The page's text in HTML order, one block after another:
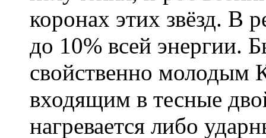
коронах этих звёзд. В
до 10% всей энергии.
свойственно молодым
входящим в тесные
нагревается либо